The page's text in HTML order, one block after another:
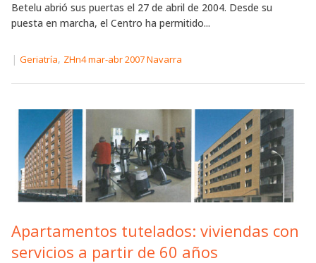
Betelu abrió sus puertas el 27 de abril de 2004. Desde su
puesta en marcha, el Centro ha permitido...
| Geriatría, ZHn4 mar-abr 2007 Navarra
Apartamentos tutelados: viviendas con
servicios a partir de 60 años